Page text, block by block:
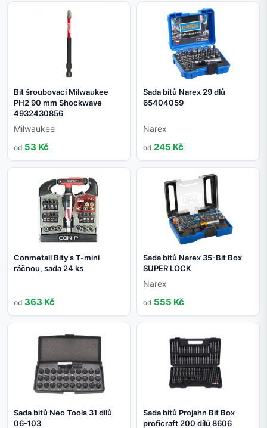
Bit šroubovací Milwaukee
PH2 90 mm Shockwave
4932430856
Milwaukee
od 53 Kč
Sada bitů Narex 29 dlů
65404059
Narex
od 245 Kč
Conmetall Bity s T-mini
ráčnou, sada 24 ks
od 363 Kč
Sada bitů Narex 35-Bit Box
SUPER LOCK
Narex
od 555 Kč
Sada bitů Neo Tools 31 dílů
06-103
Sada bitů Projahn Bit Box
proficraft 200 dílů 8606